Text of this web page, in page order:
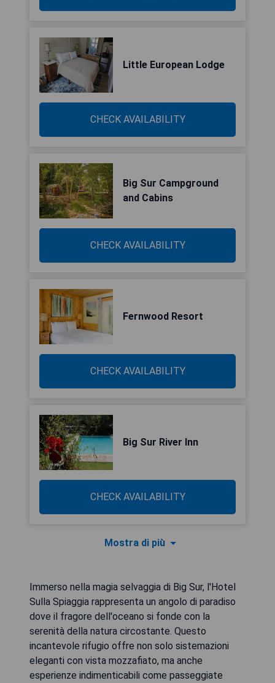
Little European Lodge
CHECK AVAILABILITY
Big Sur Campground
and Cabins
CHECK AVAILABILITY
Fernwood Resort
CHECK AVAILABILITY
Big Sur River Inn
CHECK AVAILABILITY
Mostra di più
Immerso nella magia selvaggia di Big Sur, l'Hotel
Sulla Spiaggia rappresenta un angolo di paradiso
dove il fragore dell'oceano si fonde con la
serenità della natura circostante. Questo
incantevole rifugio offre non solo sistemazioni
eleganti con vista mozzafiato, ma anche
esperienze indimenticabili come passeggiate